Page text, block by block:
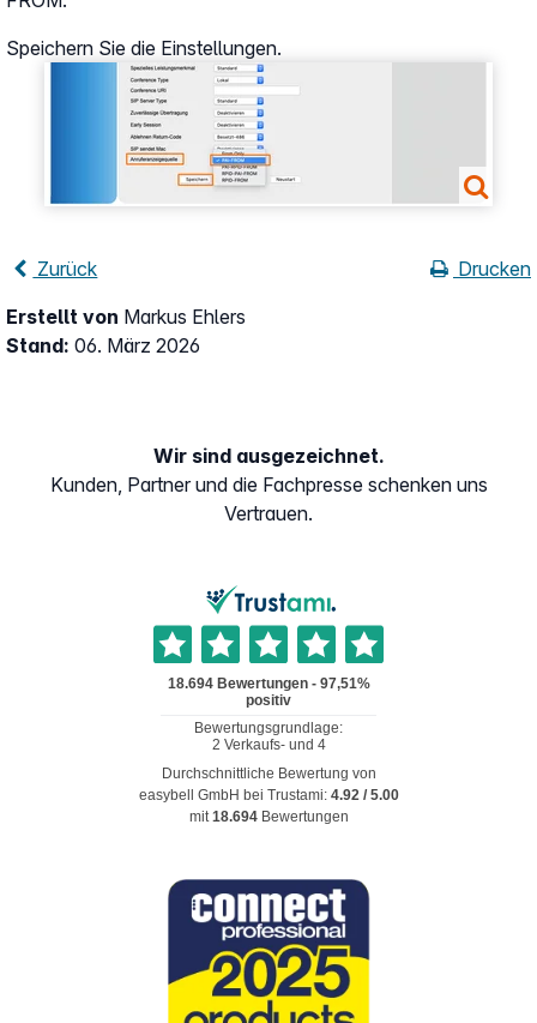
Show larger version
Speichern Sie die Einstellungen.
Zurück
Drucken
Erstellt von Markus Ehlers
Stand: 06. März 2026
Wir sind ausgezeichnet.
Kunden, Partner und die Fachpresse schenken uns
Vertrauen.
Durchschnittliche Bewertung von
easybell GmbH bei Trustami: 4.92/ 5.00
mit18.694 Bewertungen